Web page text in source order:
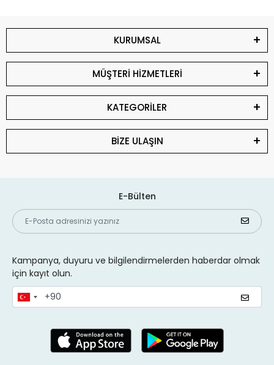
KURUMSAL
MÜŞTERİ HİZMETLERİ
KATEGORİLER
BİZE ULAŞIN
E-Bülten
Kampanya, duyuru ve bilgilendirmelerden haberdar olmak
için kayıt olun.